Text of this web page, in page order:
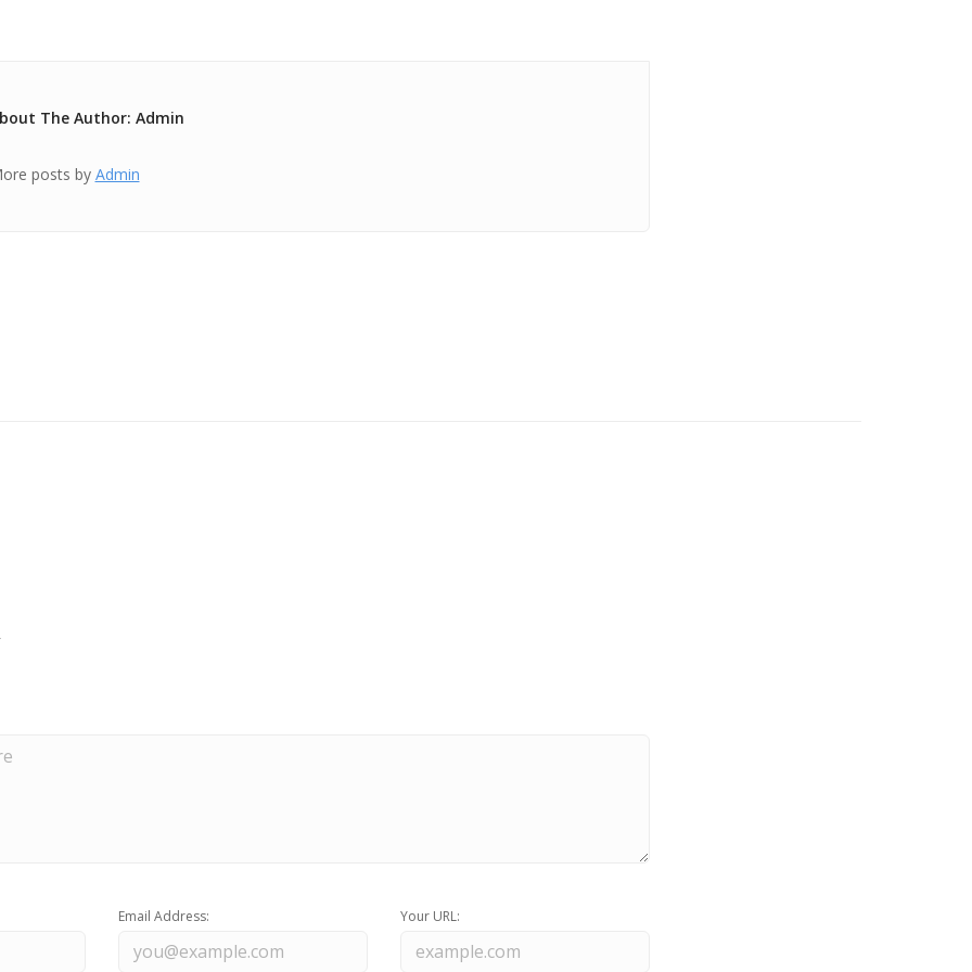
The Author: Admin
posts by Admin
Email Address: Your URL: